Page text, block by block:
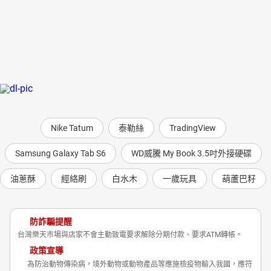
Nike Tatum 泰勒絲 TradingView
Samsung Galaxy Tab S6 WD威騰 My Book 3.5吋外接硬碟
油蔥酥 經絡刷 白水木 一歲玩具 葫蘆巴籽
防詐騙提醒
台灣樂天市場與店家不會主動致電要求解除分期付款、要求ATM轉帳。
政策宣導
為防治動物傳染病，境外動物或動物產品等應施檢疫物輸入我國，應符